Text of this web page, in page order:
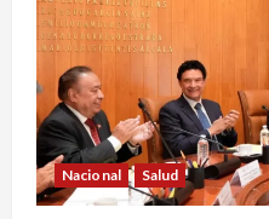
Nacional Salud